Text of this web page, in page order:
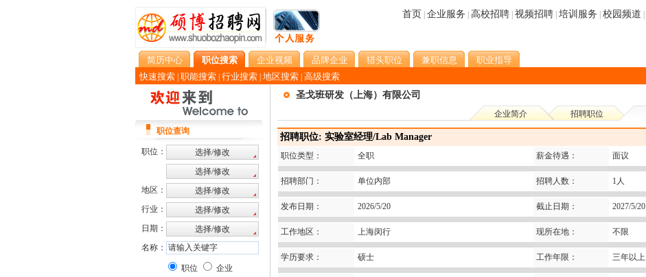
首页 企业服务 高校招聘 视频招聘 培训服务 校园频道
简历中心 职位搜索 企业视频 品牌企业 猎头职位 兼职信息
职业指导
快速搜索 职能搜索 行业搜索 地区搜索 高级搜索
职位查询
职位：
地区：
行业：
日期：
名称：
职位 企业
圣戈班研发（上海）有限公司
企业简介 招聘职位
招聘职位: 实验室经理/Lab Manager
职位类型： 全职 薪金待遇： 面议
招聘部门： 单位内部 招聘人数： 1人
发布日期： 2026/5/20 截止日期： 2027/5/20
工作地区： 上海闵行 现所在地： 不限
学历要求： 硕士 工作年限： 三年以上